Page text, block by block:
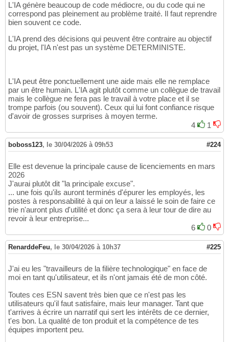
L'IA génère beaucoup de code médiocre, ou du code qui ne
correspond pas pleinement au problème traité. Il faut reprendre
bien souvent ce code.
L'IA prend des décisions qui peuvent être contraire au objectif
du projet, l'IA n'est pas un système DETERMINISTE.
L'IA peut être ponctuellement une aide mais elle ne remplace
par un être humain. L'IA agit plutôt comme un collègue de travail
mais le collègue ne fera pas le travail à votre place et il se
trompe parfois (ou souvent). Ceux qui lui font confiance risque
d'avoir de grosses surprises à moyen terme.
4
1
boboss123, le 30/04/2026 à 09h53 #224
Elle est devenue la principale cause de licenciements en mars
2026
J'aurai plutôt dit "la principale excuse".
... une fois qu'ils auront terminés d'épurer les employés, les
postes à responsabilité à qui on leur a laissé le soin de faire ce
trie n'auront plus d'utilité et donc ça sera à leur tour de dire au
revoir à leur entreprise...
6
0
RenarddeFeu, le 30/04/2026 à 10h37 #225
J'ai eu les "travailleurs de la filière technologique" en face de
moi en tant qu'utilisateur, et ils n'ont jamais été de mon côté.
Toutes ces ESN savent très bien que ce n'est pas les
utilisateurs qu'il faut satisfaire, mais leur manager. Tant que
t'arrives à écrire un narratif qui sert les intérêts de ce dernier,
t'es bon. La qualité de ton produit et la compétence de tes
équipes importent peu.